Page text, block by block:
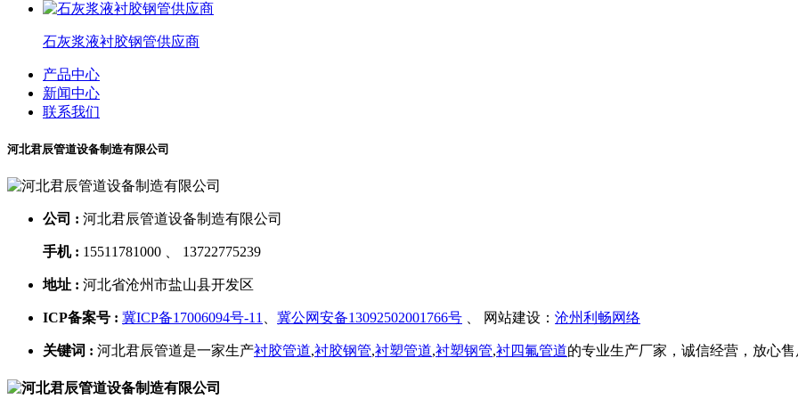
石灰浆液衬胶钢管供应商
产品中心
新闻中心
联系我们
河北君辰管道设备制造有限公司
公司 : 河北君辰管道设备制造有限公司
手机 : 15511781000 、 13722775239
地址 : 河北省沧州市盐山县开发区
ICP备案号 : 冀ICP备17006094号-11 冀公网安备13092502001766号 、 网站建设： 沧州利畅网络
关键词 : 河北君辰管道是一家生产衬胶管道,衬胶钢管,衬塑管道,衬塑钢管,衬四氟管道的专业生产厂家，诚信经营，放心